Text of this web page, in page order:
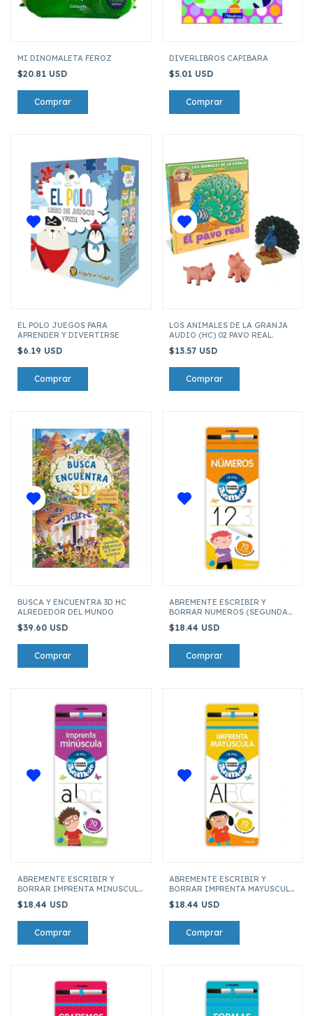
MI DINOMALETA FEROZ
$20.81 USD
DIVERLIBROS CAPIBARA
$5.01 USD
EL POLO JUEGOS PARA
APRENDER Y DIVERTIRSE
$6.19 USD
LOS ANIMALES DE LA GRANJA
AUDIO (HC) 02 PAVO REAL.
$13.57 USD
BUSCA Y ENCUENTRA 3D HC
ALREDEDOR DEL MUNDO
$39.60 USD
ABREMENTE ESCRIBIR Y
BORRAR NUMEROS (SEGUNDA
$18.44 USD
ABREMENTE ESCRIBIR Y
BORRAR IMPRENTA MINUSCULA
$18.44 USD
ABREMENTE ESCRIBIR Y
BORRAR IMPRENTA MAYUSCULA
$18.44 USD